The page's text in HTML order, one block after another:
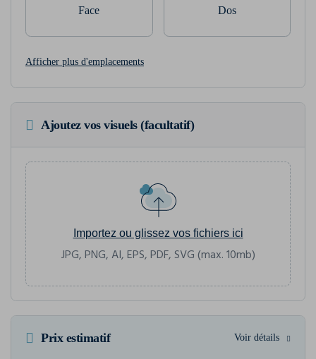
Face Dos
Afficher plus d'emplacements
Ajoutez vos visuels (facultatif)
Importez ou glissez vos fichiers ici
JPG, PNG, AI, EPS, PDF, SVG (max. 10mb)
Prix estimatif Voir détails